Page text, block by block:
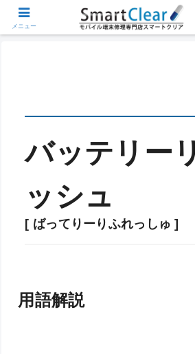
バッテリー
ッシュ
[ ばってりーりふれっしゅ ]
用語解説
メニュー